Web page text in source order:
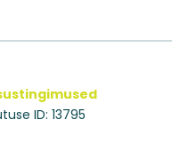
ID: 13795